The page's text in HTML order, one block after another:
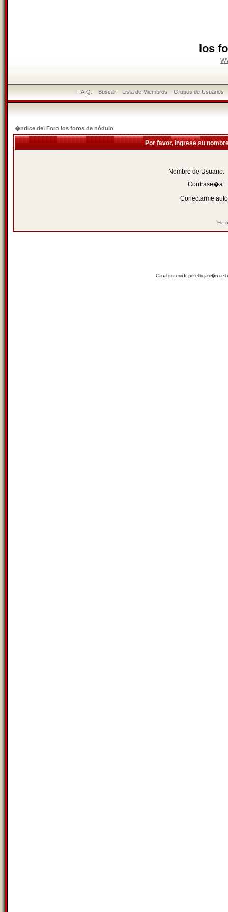
los
F.A.Q. Buscar Lista de Miembros Grupos de Usuarios
�ndice del Foro los foros de nódulo
Por favor, ingrese su
Nombre de Usuario:
Contrase�a:
Conectarme
He
Canalrssservido por eltrujam�nde